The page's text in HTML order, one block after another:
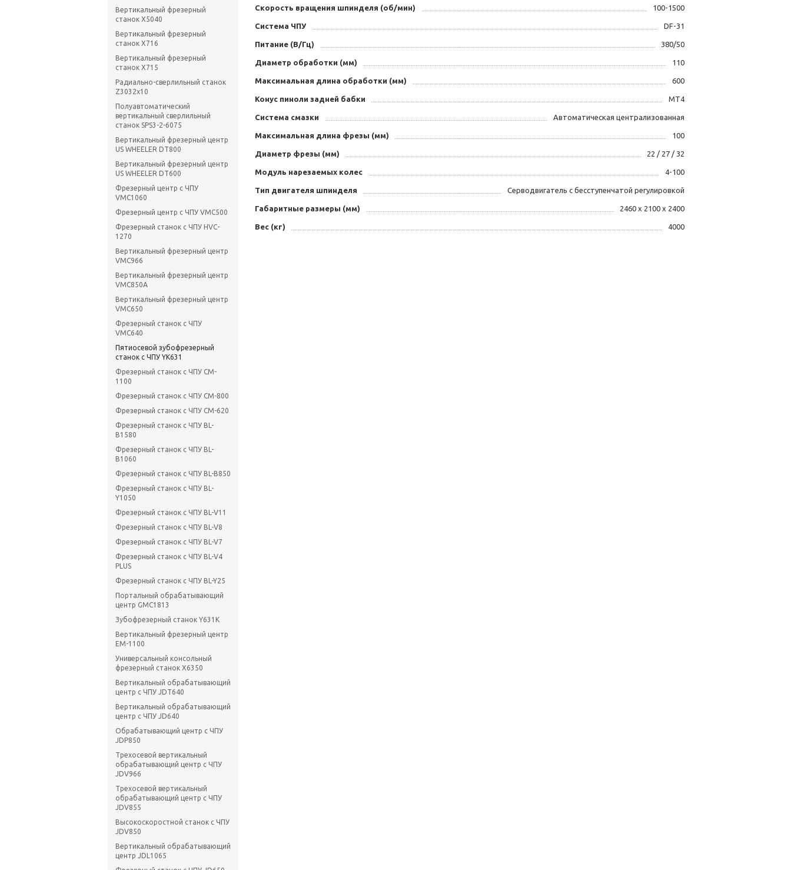
Вертикальный фрезерный
станок X5040
Вертикальный фрезерный
станок X716
Вертикальный фрезерный
станок X715
Радиально-сверлильный станок
Z3032х10
Полуавтоматический
вертикальный сверлильный
станок SPS3-2-6075
Вертикальный фрезерный центр
US WHEELER DT800
Вертикальный фрезерный центр
US WHEELER DT600
Фрезерный центр с ЧПУ
VMC1060
Фрезерный центр с ЧПУ VMC500
Фрезерный станок с ЧПУ HVC-
1270
Вертикальный фрезерный центр
VMC966
Вертикальный фрезерный центр
VMC850A
Вертикальный фрезерный центр
VMC650
Фрезерный станок с ЧПУ
VMC640
Пятиосевой зубофрезерный
станок с ЧПУ YK631
Фрезерный станок с ЧПУ CM-
1100
Фрезерный станок с ЧПУ CM-800
Фрезерный станок с ЧПУ CM-620
Фрезерный станок с ЧПУ BL-
B1580
Фрезерный станок с ЧПУ BL-
B1060
Фрезерный станок с ЧПУ BL-B850
Фрезерный станок с ЧПУ BL-
Y1050
Фрезерный станок с ЧПУ BL-V11
Фрезерный станок с ЧПУ BL-V8
Фрезерный станок с ЧПУ BL-V7
Фрезерный станок с ЧПУ BL-V4
PLUS
Фрезерный станок с ЧПУ BL-Y25
Портальный обрабатывающий
центр GMC1813
Зубофрезерный станок Y631K
Вертикальный фрезерный центр
EM-1100
Универсальный консольный
фрезерный станок X6350
Вертикальный обрабатывающий
центр с ЧПУ JDT640
Вертикальный обрабатывающий
центр с ЧПУ JD640
Обрабатывающий центр с ЧПУ
JDP850
Трехосевой вертикальный
обрабатывающий центр с ЧПУ
JDV966
Трехосевой вертикальный
обрабатывающий центр с ЧПУ
JDV855
Высокоскоростной станок с ЧПУ
JDV850
Вертикальный обрабатывающий
центр JDL1065
Скорость вращения шпинделя (об/мин) 100-1500
Система ЧПУ DF-31
Питание (В/Гц) 380/50
Диаметр обработки (мм) 110
Максимальная длина обработки (мм) 600
Конус пиноли задней бабки MT4
Система смазки Автоматическая централизованная
Максимальная длина фрезы (мм) 100
Диаметр фрезы (мм) 22 / 27 / 32
Модуль нарезаемых колес 4-100
Тип двигателя шпинделя Серводвигатель с бесступенчатой регулировкой
Габаритные размеры (мм) 2460 х 2100 х 2400
Вес (кг) 4000